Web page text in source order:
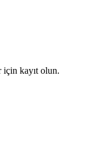
için kayıt olun.